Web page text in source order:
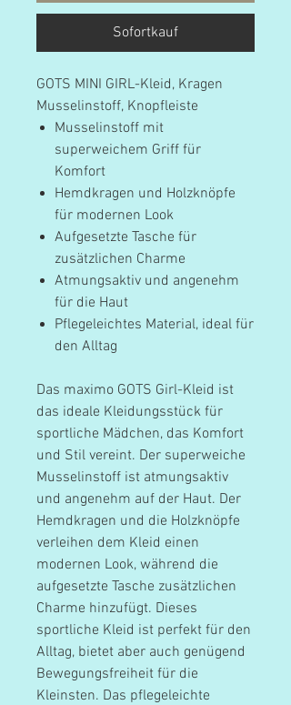
Sofortkauf
GOTS MINI GIRL-Kleid, Kragen
Musselinstoff, Knopfleiste
Musselinstoff mit
superweichem Griff für
Komfort
Hemdkragen und Holzknöpfe
für modernen Look
Aufgesetzte Tasche für
zusätzlichen Charme
Atmungsaktiv und angenehm
für die Haut
Pflegeleichtes Material, ideal für
den Alltag
Das maximo GOTS Girl-Kleid ist
das ideale Kleidungsstück für
sportliche Mädchen, das Komfort
und Stil vereint. Der superweiche
Musselinstoff ist atmungsaktiv
und angenehm auf der Haut. Der
Hemdkragen und die Holzknöpfe
verleihen dem Kleid einen
modernen Look, während die
aufgesetzte Tasche zusätzlichen
Charme hinzufügt. Dieses
sportliche Kleid ist perfekt für den
Alltag, bietet aber auch genügend
Bewegungsfreiheit für die
Kleinsten. Das pflegeleichte